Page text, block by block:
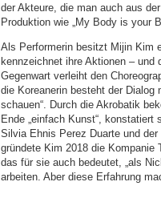
der Akteure, die man auch aus
Produktion wie „My Body is your
Als Performerin besitzt Mijin Kim
kennzeichnet ihre Aktionen –
Gegenwart verleiht den
die Koreanerin besteht der Dialog
schauen“. Durch die Akrobatik
Ende „einfach Kunst“,
Silvia Ehnis Perez Duarte und
gründete Kim 2018 die
das für sie auch bedeutet, „als
arbeiten. Aber diese Erfahrung